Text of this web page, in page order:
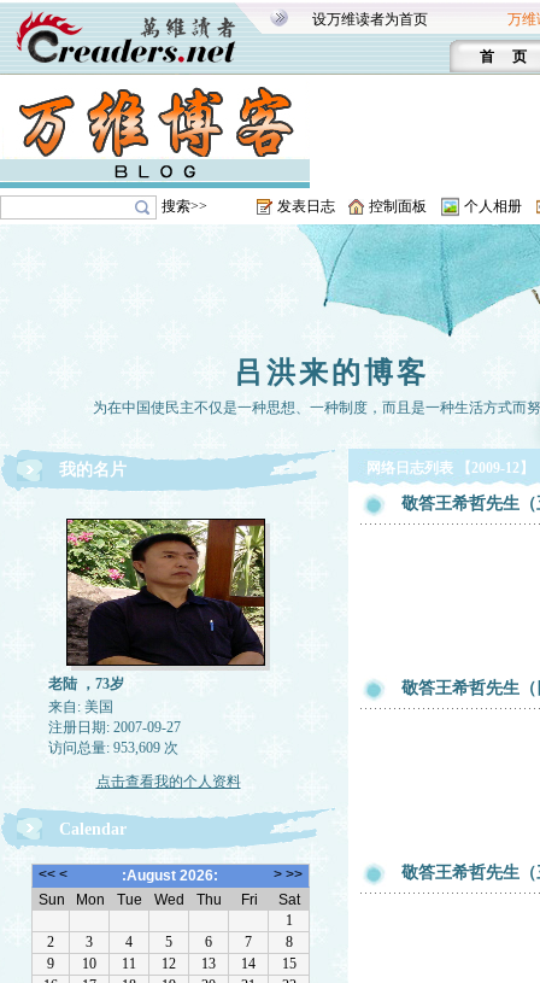
设万维读者为首页 万维
首 页
搜索>> 发表日志 控制面板 个人相册
吕洪来的博客
为在中国使民主不仅是一种思想、一种制度，而且是一种生活方式而
我的名片
老陆 ，73岁
来自: 美国
注册日期: 2007-09-27
访问总量: 953,609 次
点击查看我的个人资料
Calendar
网络日志列表 【2009-12】
敬答王希哲先生（
敬答王希哲先生（
敬答王希哲先生（